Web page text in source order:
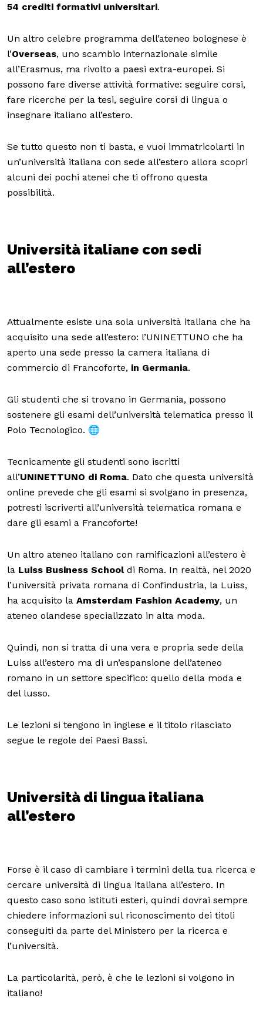
54 crediti formativi universitari.
Un altro celebre programma dell’ateneo bolognese è
l’Overseas, uno scambio internazionale simile
all’Erasmus, ma rivolto a paesi extra-europei. Si
possono fare diverse attività formative: seguire corsi,
fare ricerche per la tesi, seguire corsi di lingua o
insegnare italiano all’estero.
Se tutto questo non ti basta, e vuoi immatricolarti in
un’università italiana con sede all’estero allora scopri
alcuni dei pochi atenei che ti offrono questa
possibilità.
Università italiane con sedi
all’estero
Attualmente esiste una sola università italiana che ha
acquisito una sede all’estero: l’UNINETTUNO che ha
aperto una sede presso la camera italiana di
commercio di Francoforte, in Germania.
Gli studenti che si trovano in Germania, possono
sostenere gli esami dell’università telematica presso il
Polo Tecnologico. 🌐
Tecnicamente gli studenti sono iscritti
all’UNINETTUNO di Roma. Dato che questa università
online prevede che gli esami si svolgano in presenza,
potresti iscriverti all’università telematica romana e
dare gli esami a Francoforte!
Un altro ateneo italiano con ramificazioni all’estero è
la Luiss Business School di Roma. In realtà, nel 2020
l’università privata romana di Confindustria, la Luiss,
ha acquisito la Amsterdam Fashion Academy, un
ateneo olandese specializzato in alta moda.
Quindi, non si tratta di una vera e propria sede della
Luiss all’estero ma di un’espansione dell’ateneo
romano in un settore specifico: quello della moda e
del lusso.
Le lezioni si tengono in inglese e il titolo rilasciato
segue le regole dei Paesi Bassi.
Università di lingua italiana
all’estero
Forse è il caso di cambiare i termini della tua ricerca e
cercare università di lingua italiana all’estero. In
questo caso sono istituti esteri, quindi dovrai sempre
chiedere informazioni sul riconoscimento dei titoli
conseguiti da parte del Ministero per la ricerca e
l’università.
La particolarità, però, è che le lezioni si volgono in
italiano!